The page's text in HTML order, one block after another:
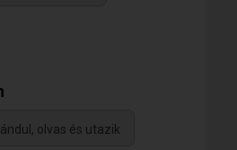
olvas és utazik